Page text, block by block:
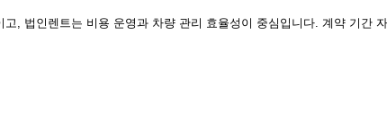
, 법인렌트는 비용 운영과 차량 관리 효율성이 중심입니다. 계약 기간